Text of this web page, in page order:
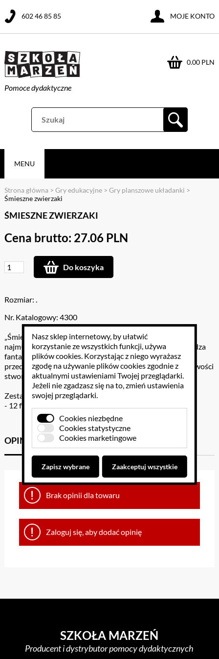
Pomoce dydaktyczne
0.00 PLN
602 46 85 85 MOJE KONTO
MENU
Strona główna > Gry edukacyjne> Gry planszowe układanki >
Śmieszne zwierzaki
ŚMIESZNE ZWIERZAKI
Cena brutto: 27.06 PLN
Do koszyka
Rozmiar: .
Nr. Katalogowy: 4300
„Śmieszne zwierzaki” to układanka przeznaczona dla
najmłodszych dzieci. Zabawa rozwija kreatywność i pobudza
fantazję dziecka. Dwanaście śmiesznych zwierzątek
przedstawionych na układance pozwala na aż 1320 możliwości
stworzenia najróżniejszych postaci.
Zestaw gry zawiera:
- 12 figur zwierzątek
OPINIE KLIENTÓW GPSR
Brak opinii dla towaru
Zaloguj się, aby dodać opinię
SZKOŁA MARZEŃ
Producent i dystrybutor pomocy dydaktycznych
Nasz sklep internetowy, by ułatwić
korzystanie ze wszystkich funkcji, używa
plików cookies. Korzystając z niego wyrażasz
zgodę na używanie plików cookies zgodnie z
aktualnymi ustawieniami Twojej przeglądarki.
Jeżeli nie zgadzasz się na to, zmień ustawienia
swojej przeglądarki.
Cookies niezbędne
Cookies statystyczne
Cookies marketingowe
Zapisz wybrane Zaakceptuj wszystkie